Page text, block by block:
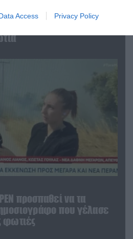
Access Privacy Policy
Σωματείου
προσπαθεί να τα
που γέλασε
φωτιές